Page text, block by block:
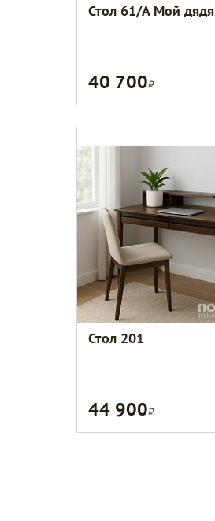
Стол 61/А Мой дядя
40 700Р
Стол 201
44 900Р